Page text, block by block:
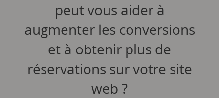
peut vous aider à
augmenter les conversions
et à obtenir plus de
réservations sur votre site
web ?